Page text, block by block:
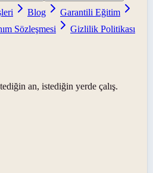
Blog
Garantili Eğitim
Sözleşmesi
Gizlilik Politikası
an, istediğin yerde çalış.